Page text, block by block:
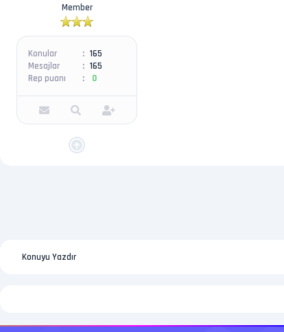
Member
Konular
165
Mesajlar
165
Rep puanı
0
Konuyu Yazdır